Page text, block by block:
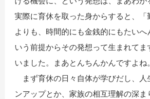
実際に育休を取った身からすると、「
よりも、時間的にも金銭的にもたいへ
いう前提からその発想って生まれてま
いました。まあとんちんかんですよね。
まず育休の日々自体が学びだし、人
ンアップとか、家族の相互理解の深ま